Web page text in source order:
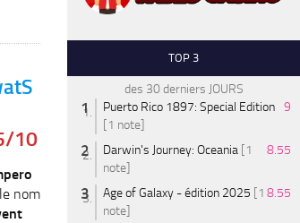
10
nom
TOP 3
des 30 derniers JOURS
Puerto Rico 1897: Special Edition
[1 note]
9
Darwin's Journey: Oceania [1
note]
8.55
Age of Galaxy - édition 2025 [1
note]
8.55